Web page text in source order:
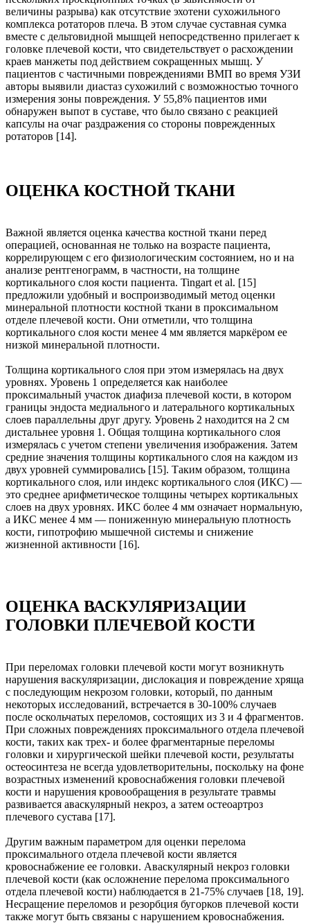
величины разрыва) как отсутствие эхотени сухожильного
комплекса ротаторов плеча. В этом случае суставная сумка
вместе с дельтовидной мышцей непосредственно прилегает к
головке плечевой кости, что свидетельствует о расхождении
краев манжеты под действием сокращенных мышц. У
пациентов с частичными повреждениями ВМП во время УЗИ
авторы выявили диастаз сухожилий с возможностью точного
измерения зоны повреждения. У 55,8% пациентов ими
обнаружен выпот в суставе, что было связано с реакцией
капсулы на очаг раздражения со стороны поврежденных
ротаторов [14].
ОЦЕНКА КОСТНОЙ ТКАНИ
Важной является оценка качества костной ткани перед
операцией, основанная не только на возрасте пациента,
коррелирующем с его физиологическим состоянием, но и на
анализе рентгенограмм, в частности, на толщине
кортикального слоя кости пациента. Tingart et al. [15]
предложили удобный и воспроизводимый метод оценки
минеральной плотности костной ткани в проксимальном
отделе плечевой кости. Они отметили, что толщина
кортикального слоя кости менее 4 мм является маркёром ее
низкой минеральной плотности.
Толщина кортикального слоя при этом измерялась на двух
уровнях. Уровень 1 определяется как наиболее
проксимальный участок диафиза плечевой кости, в котором
границы эндоста медиального и латерального кортикальных
слоев параллельны друг другу. Уровень 2 находится на 2 см
дистальнее уровня 1. Общая толщина кортикального слоя
измерялась с учетом степени увеличения изображения. Затем
средние значения толщины кортикального слоя на каждом из
двух уровней суммировались [15]. Таким образом, толщина
кортикального слоя, или индекс кортикального слоя (ИКС) —
это среднее арифметическое толщины четырех кортикальных
слоев на двух уровнях. ИКС более 4 мм означает нормальную,
а ИКС менее 4 мм — пониженную минеральную плотность
кости, гипотрофию мышечной системы и снижение
жизненной активности [16].
ОЦЕНКА ВАСКУЛЯРИЗАЦИИ
ГОЛОВКИ ПЛЕЧЕВОЙ КОСТИ
При переломах головки плечевой кости могут возникнуть
нарушения васкуляризации, дислокация и повреждение хряща
с последующим некрозом головки, который, по данным
некоторых исследований, встречается в 30-100% случаев
после оскольчатых переломов, состоящих из 3 и 4 фрагментов.
При сложных повреждениях проксимального отдела плечевой
кости, таких как трех- и более фрагментарные переломы
головки и хирургической шейки плечевой кости, результаты
остеосинтеза не всегда удовлетворительны, поскольку на фоне
возрастных изменений кровоснабжения головки плечевой
кости и нарушения кровообращения в результате травмы
развивается аваскулярный некроз, а затем остеоартроз
плечевого сустава [17].
Другим важным параметром для оценки перелома
проксимального отдела плечевой кости является
кровоснабжение ее головки. Аваскулярный некроз головки
плечевой кости (как осложнение перелома проксимального
отдела плечевой кости) наблюдается в 21-75% случаев [18, 19].
Несращение переломов и резорбция бугорков плечевой кости
также могут быть связаны с нарушением кровоснабжения.